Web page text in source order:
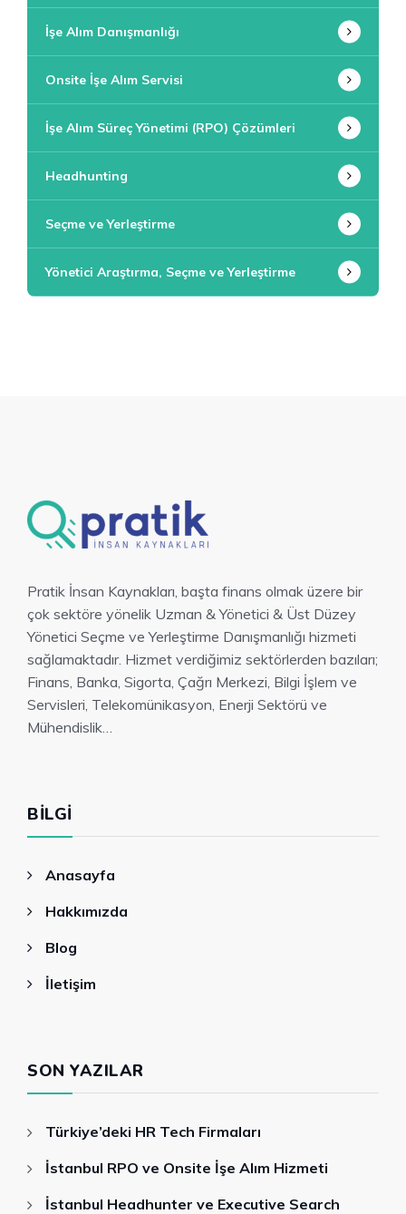
İşe Alım Danışmanlığı
Onsite İşe Alım Servisi
İşe Alım Süreç Yönetimi (RPO) Çözümleri
Headhunting
Seçme ve Yerleştirme
Yönetici Araştırma, Seçme ve Yerleştirme
Pratik İnsan Kaynakları, başta finans olmak üzere bir
çok sektöre yönelik Uzman & Yönetici & Üst Düzey
Yönetici Seçme ve Yerleştirme Danışmanlığı hizmeti
sağlamaktadır. Hizmet verdiğimiz sektörlerden bazıları;
Finans, Banka, Sigorta, Çağrı Merkezi, Bilgi İşlem ve
Servisleri, Telekomünikasyon, Enerji Sektörü ve
Mühendislik…
BILGI
Anasayfa
Hakkımızda
Blog
İletişim
SON YAZILAR
Türkiye’deki HR Tech Firmaları
İstanbul RPO ve Onsite İşe Alım Hizmeti
İstanbul Headhunter ve Executive Search